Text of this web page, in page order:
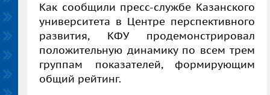
Как сообщили пресс-службе Казанского
университета в Центре перспективного
развития, КФУ продемонстрировал
положительную динамику по всем трем
группам показателей, формирующим
общий рейтинг.